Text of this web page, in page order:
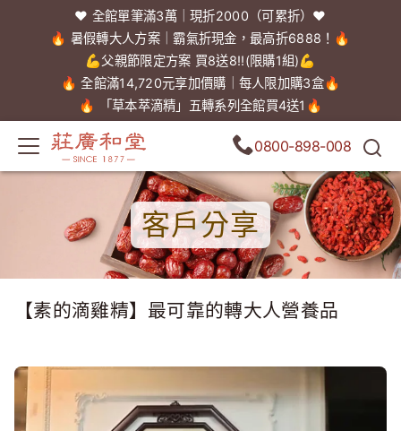
❤️ 全館單筆滿3萬｜現折2000（可累折）❤️
🔥 暑假轉大人方案｜霸氣折現金，最高折6888！🔥
💪父親節限定方案 買8送8!!(限購1組)💪
🔥 全館滿14,720元享加價購｜每人限加購3盒🔥
🔥 「草本萃滴精」五轉系列全館買4送1🔥
0800-898-008
客戶分享
【素的滴雞精】最可靠的轉大人營養品